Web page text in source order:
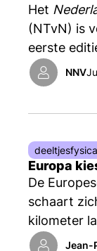
Het
(NTvN) is
eerste
tijdens
NNV
Europa
De
schaart
kilometer
Genève:Jean-
deeltjesfysica